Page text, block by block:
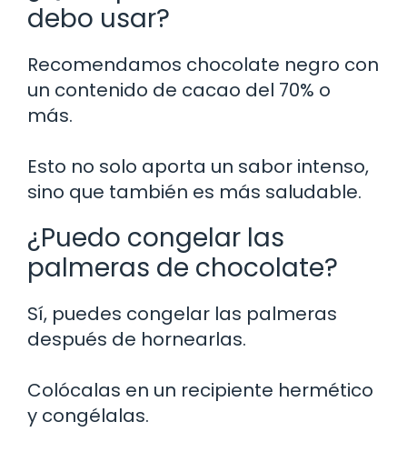
debo usar?
Recomendamos chocolate negro con
un contenido de cacao del 70% o
más.
Esto no solo aporta un sabor intenso,
sino que también es más saludable.
¿Puedo congelar las
palmeras de chocolate?
Sí, puedes congelar las palmeras
después de hornearlas.
Colócalas en un recipiente hermético
y congélalas.